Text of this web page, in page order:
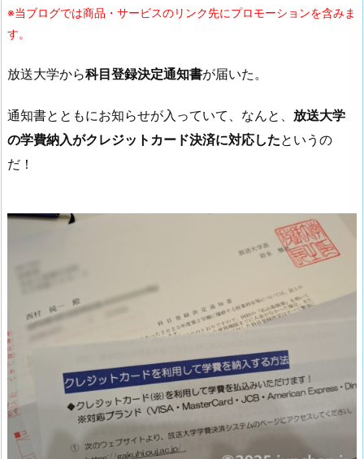
※当ブログでは商品・サービスのリンク先にプロモーションを含みま
す。
放送大学から科目登録決定通知書が届いた。
通知書とともにお知らせが入っていて、なんと、 放送大学
の学費納入がクレジットカード決済に対応したというの
だ！